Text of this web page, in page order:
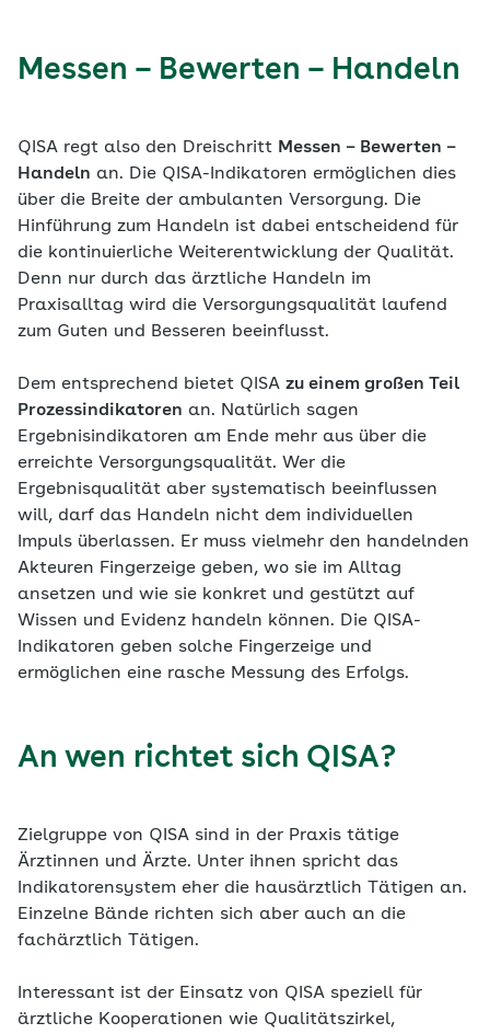
Messen – Bewerten – Handeln
QISA regt also den Dreischritt Messen – Bewerten –
Handeln an. Die QISA-Indikatoren ermöglichen dies
über die Breite der ambulanten Versorgung. Die
Hinführung zum Handeln ist dabei entscheidend für
die kontinuierliche Weiterentwicklung der Qualität.
Denn nur durch das ärztliche Handeln im
Praxisalltag wird die Versorgungsqualität laufend
zum Guten und Besseren beeinflusst.
Dem entsprechend bietet QISA zu einem großen Teil
Prozessindikatoren an. Natürlich sagen
Ergebnisindikatoren am Ende mehr aus über die
erreichte Versorgungsqualität. Wer die
Ergebnisqualität aber systematisch beeinflussen
will, darf das Handeln nicht dem individuellen
Impuls überlassen. Er muss vielmehr den handelnden
Akteuren Fingerzeige geben, wo sie im Alltag
ansetzen und wie sie konkret und gestützt auf
Wissen und Evidenz handeln können. Die QISA-
Indikatoren geben solche Fingerzeige und
ermöglichen eine rasche Messung des Erfolgs.
An wen richtet sich QISA?
Zielgruppe von QISA sind in der Praxis tätige
Ärztinnen und Ärzte. Unter ihnen spricht das
Indikatorensystem eher die hausärztlich Tätigen an.
Einzelne Bände richten sich aber auch an die
fachärztlich Tätigen.
Interessant ist der Einsatz von QISA speziell für
ärztliche Kooperationen wie Qualitätszirkel,